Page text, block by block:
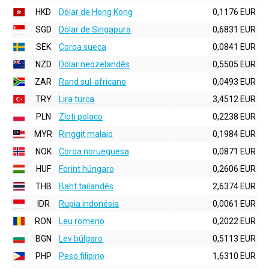
HKD
Dólar de Hong Kong
0,1176 EUR
SGD
Dólar de Singapura
0,6831 EUR
SEK
Coroa sueca
0,0841 EUR
NZD
Dólar neozelandês
0,5505 EUR
ZAR
Rand sul-africano
0,0493 EUR
TRY
Lira turca
3,4512 EUR
PLN
Zloti polaco
0,2238 EUR
MYR
Ringgit malaio
0,1984 EUR
NOK
Coroa norueguesa
0,0871 EUR
HUF
Forint húngaro
0,2606 EUR
THB
Baht tailandês
2,6374 EUR
IDR
Rupia indonésia
0,0061 EUR
RON
Leu romeno
0,2022 EUR
BGN
Lev búlgaro
0,5113 EUR
PHP
Peso filipino
1,6310 EUR